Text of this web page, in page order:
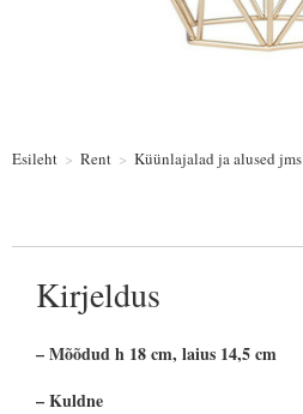
Esileht > Rent > Küünlajalad ja alused jms
Kirjeldus
– Mõõdud h 18 cm, laius 14,5 cm
– Kuldne